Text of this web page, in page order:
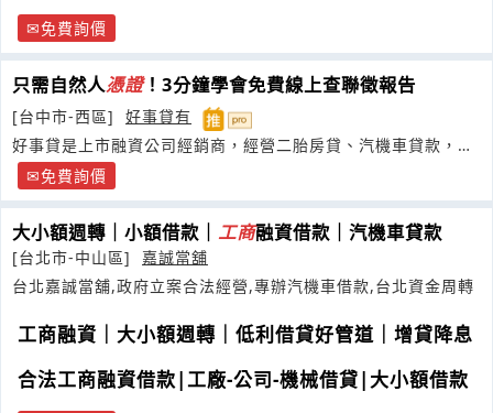
免費詢價
只需自然人憑證！3分鐘學會免費線上查聯徵報告
[台中市-西區]
好事貸有
好事貸是上市融資公司經銷商，經營二胎房貸、汽機車貸款，客
戶五星好評最多
免費詢價
大小額週轉｜小額借款｜ 工商融資借款｜汽機車貸款
[台北市-中山區]
嘉誠當舖
台北嘉誠當舖,政府立案合法經營,專辦汽機車借款,台北資金周轉
工商融資｜大小額週轉｜低利借貸好管道｜增貸降息
合法工商融資借款|工廠-公司-機械借貸|大小額借款